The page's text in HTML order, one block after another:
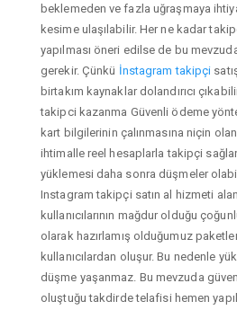
beklemeden ve fazla uğraşmaya
kesime ulaşılabilir. Her ne kadar
yapılması öneri edilse de bu
gerekir. Çünkü İnstagram takipçi
birtakım kaynaklar dolandırıcı
takipci kazanma Güvenli ödeme
kart bilgilerinin çalınmasına niçin
ihtimalle reel hesaplarla takipçi
yüklemesi daha sonra düşmeler
Instagram takipçi satın al hizmeti
kullanıcılarının mağdur olduğu
olarak hazırlamış olduğumuz
kullanıcılardan oluşur. Bu nedenle
düşme yaşanmaz. Bu mevzuda
oluştuğu takdirde telafisi hemen